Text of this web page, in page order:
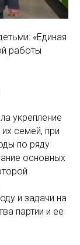
«Единая
работы
укрепление
семей, при
по ряду
основных
и задачи на
партии и ее